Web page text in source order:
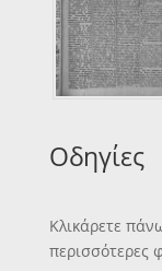
Οδηγίες
Κλικάρετε
περισσότερες